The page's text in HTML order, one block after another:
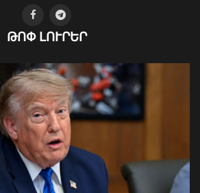
շարժվում
խաղաղության
ԱԳ
ԹՈՓ ԼՈՒՐԵՐ